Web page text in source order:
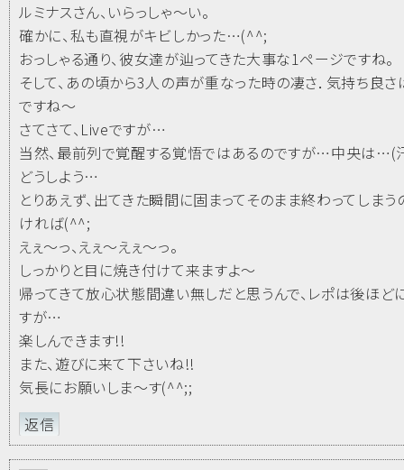
ルミナスさん、いらっしゃ～い。
確かに、私も直視がキビしかった…(^^;
おっしゃる通り、彼女達が辿ってきた大事な1ページですね。
そして、あの頃から3人の声が重なった時の凄さ．気持ち良
ですね～
さてさて、Liveですが…
当然、最前列で覚醒する覚悟ではあるのですが…中央は…(
どうしよう…
とりあえず、出てきた瞬間に固まってそのまま終わってしま
ければ(^^;
えぇ～っ、えぇ～えぇ～っ。
しっかりと目に焼き付けて来ますよ～
帰ってきて放心状態間違い無しだと思うんで、レポは後ほど
すが…
楽しんできます!!
また、遊びに来て下さいね!!
気長にお願いしま～す(^^;;
返信